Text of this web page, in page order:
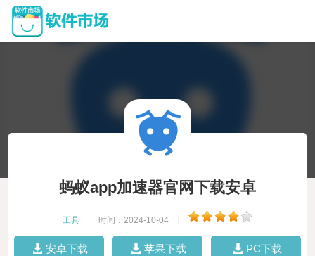
蚂蚁app加速器官网下载安卓
工具 时间：2024-10-04
安卓下载 苹果下载 PC下载